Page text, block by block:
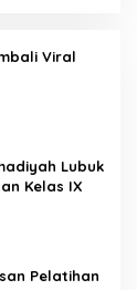
Viral
Lubuk
Kelas IX
Pelatihan